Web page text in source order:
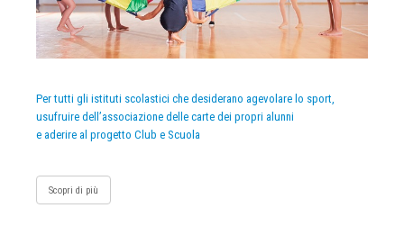
Per tutti gli istituti scolastici che desiderano agevolare lo sport,
usufruire dell’associazione delle carte dei propri alunni
e aderire al progetto Club e Scuola
Scopri di più